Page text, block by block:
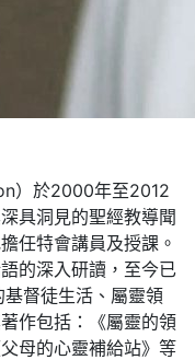
）於2000年至2012
具洞見的聖經教導聞
任特會講員及授課。
的深入研讀，至今已
督徒生活、屬靈領
作包括：《屬靈的領
母的心靈補給站》等